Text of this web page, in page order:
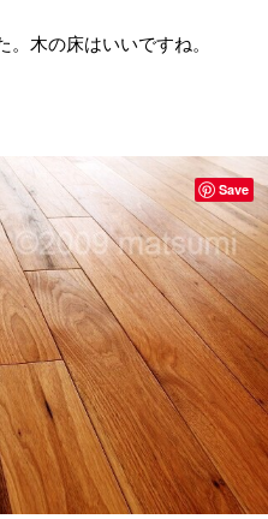
木の床はいいですね。
Save